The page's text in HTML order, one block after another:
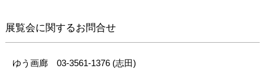
ん。と同時に、それらは
本来の情報体としての属
性も
展覧会に関するお問合せ
ゆう画廊　03-3561-1376 (志田)